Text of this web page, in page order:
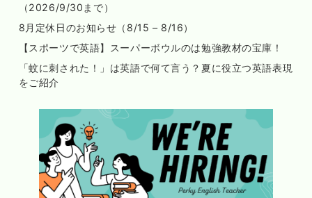
（2026/9/30まで）
8月定休日のお知らせ（8/15 – 8/16）
【スポーツで英語】スーパーボウルのは勉強教材の宝庫！
「蚊に刺された！」は英語で何て言う？夏に役立つ英語表現
をご紹介